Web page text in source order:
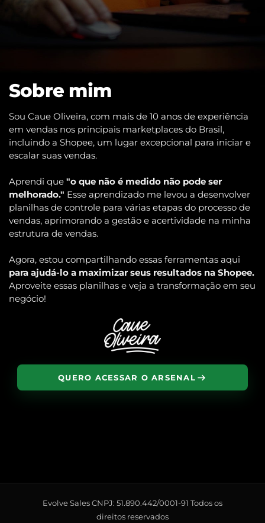
Sobre mim
Sou Caue Oliveira, com mais de 10 anos de experiência
em vendas nos principais marketplaces do Brasil,
incluindo a Shopee, um lugar excepcional para iniciar e
escalar suas vendas.
Aprendi que "o que não é medido não pode ser
melhorado." Esse aprendizado me levou a desenvolver
planilhas de controle para várias etapas do processo de
vendas, aprimorando a gestão e acertividade na minha
estrutura de vendas.
Agora, estou compartilhando essas ferramentas aqui
para ajudá-lo a maximizar seus resultados na Shopee.
Aproveite essas planilhas e veja a transformação em seu
negócio!
QUERO ACESSAR O ARSENAL
Evolve Sales CNPJ: 51.890.442/0001-91 Todos os
direitos reservados